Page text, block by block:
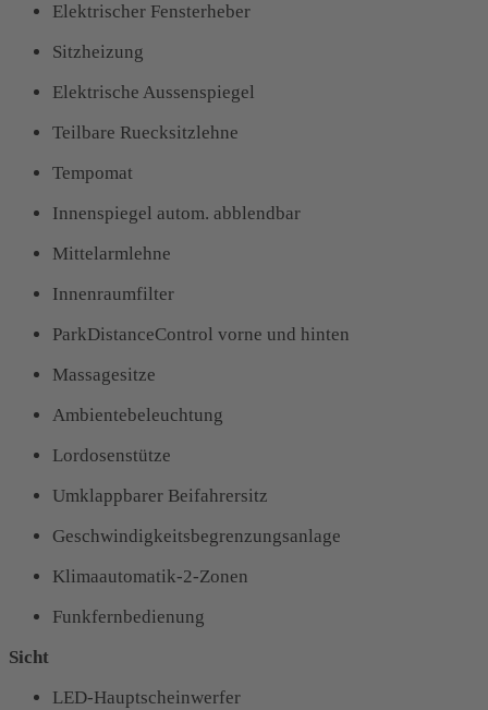
Elektrischer Fensterheber
Sitzheizung
Elektrische Aussenspiegel
Teilbare Ruecksitzlehne
Tempomat
Innenspiegel autom. abblendbar
Mittelarmlehne
Innenraumfilter
ParkDistanceControl vorne und hinten
Massagesitze
Ambientebeleuchtung
Lordosenstütze
Umklappbarer Beifahrersitz
Geschwindigkeitsbegrenzungsanlage
Klimaautomatik-2-Zonen
Funkfernbedienung
Sicht
LED-Hauptscheinwerfer